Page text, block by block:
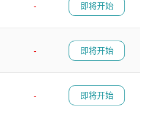
-
即将开始
-
即将开始
-
即将开始